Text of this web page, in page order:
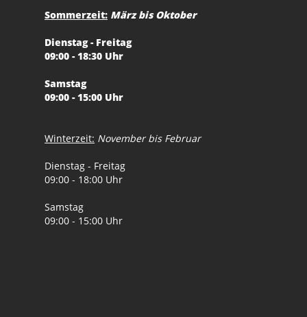
Sommerzeit: März bis Oktober
Dienstag - Freitag
09:00 - 18:30 Uhr
Samstag
09:00 - 15:00 Uhr
Winterzeit: November bis Februar
Dienstag - Freitag
09:00 - 18:00 Uhr
Samstag
09:00 - 15:00 Uhr